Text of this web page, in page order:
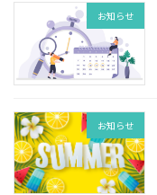
お知らせ
お知らせ